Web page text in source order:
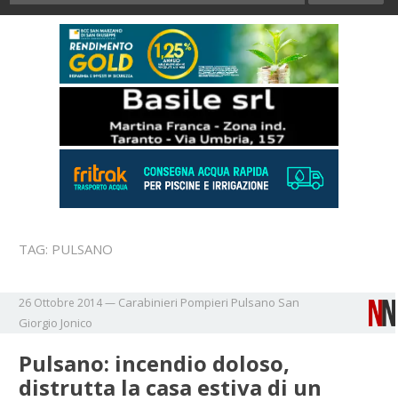
TAG: PULSANO
26 Ottobre 2014— Carabinieri Pompieri Pulsano San
Giorgio Jonico
Pulsano: incendio doloso,
distrutta la casa estiva di un